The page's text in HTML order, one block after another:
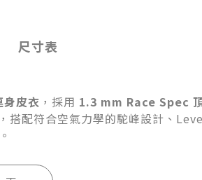
尺寸表
身皮衣 ，採用 1.3 mm Race Spec
搭配符合空氣力學的駝峰設計、